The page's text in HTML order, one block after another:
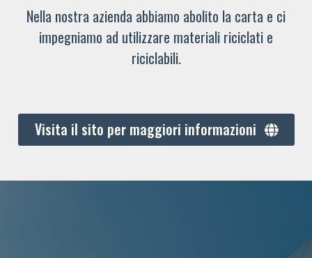
Nella nostra azienda abbiamo abolito la carta e ci
impegniamo ad utilizzare materiali riciclati e
riciclabili.
Visita il sito per maggiori informazioni